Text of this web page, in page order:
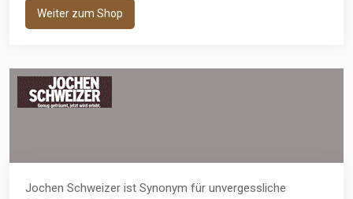
Weiter zum Shop
Jochen Schweizer ist Synonym für unvergessliche